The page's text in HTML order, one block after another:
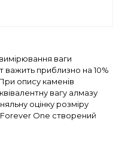
ваги
важить приблизно на 10%
опису каменів
вагу алмазу
оцінку розміру
Forever One створений